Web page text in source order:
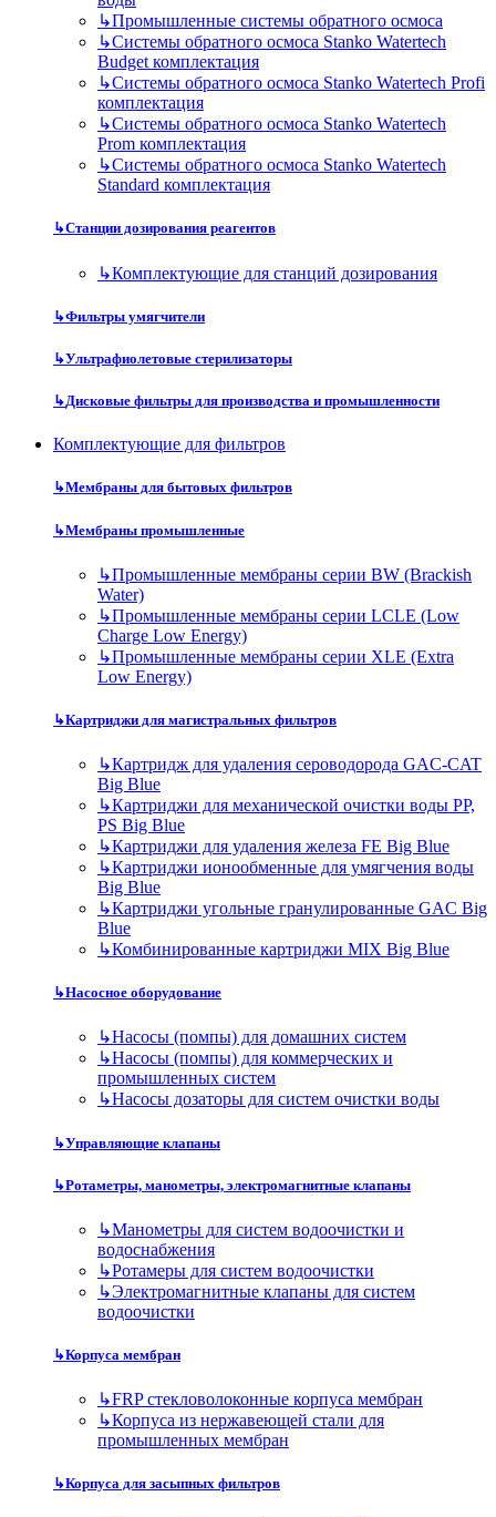
↳Промышленные системы обратного осмоса
↳Системы обратного осмоса Stanko Watertech
Budget комплектация
↳Системы обратного осмоса Stanko Watertech Profi
комплектация
↳Системы обратного осмоса Stanko Watertech
Prom комплектация
↳Системы обратного осмоса Stanko Watertech
Standard комплектация
↳Станции дозирования реагентов
↳Комплектующие для станций дозирования
↳Фильтры умягчители
↳Ультрафиолетовые стерилизаторы
↳Дисковые фильтры для производства и промышленности
Комплектующие для фильтров
↳Мембраны для бытовых фильтров
↳Мембраны промышленные
↳Промышленные мембраны серии BW (Brackish
Water)
↳Промышленные мембраны серии LCLE (Low
Charge Low Energy)
↳Промышленные мембраны серии XLE (Extra
Low Energy)
↳Картриджи для магистральных фильтров
↳Картридж для удаления сероводорода GAC-CAT
Big Blue
↳Картриджи для механической очистки воды PP,
PS Big Blue
↳Картриджи для удаления железа FE Big Blue
↳Картриджи ионообменные для умягчения воды
Big Blue
↳Картриджи угольные гранулированные GAC Big
Blue
↳Комбинированные картриджи MIX Big Blue
↳Насосное оборудование
↳Насосы (помпы) для домашних систем
↳Насосы (помпы) для коммерческих и
промышленных систем
↳Насосы дозаторы для систем очистки воды
↳Управляющие клапаны
↳Ротаметры, манометры, электромагнитные клапаны
↳Манометры для систем водоочистки и
водоснабжения
↳Ротамеры для систем водоочистки
↳Электромагнитные клапаны для систем
водоочистки
↳Корпуса мембран
↳FRP стекловолоконные корпуса мембран
↳Корпуса из нержавеющей стали для
промышленных мембран
↳Корпуса для засыпных фильтров